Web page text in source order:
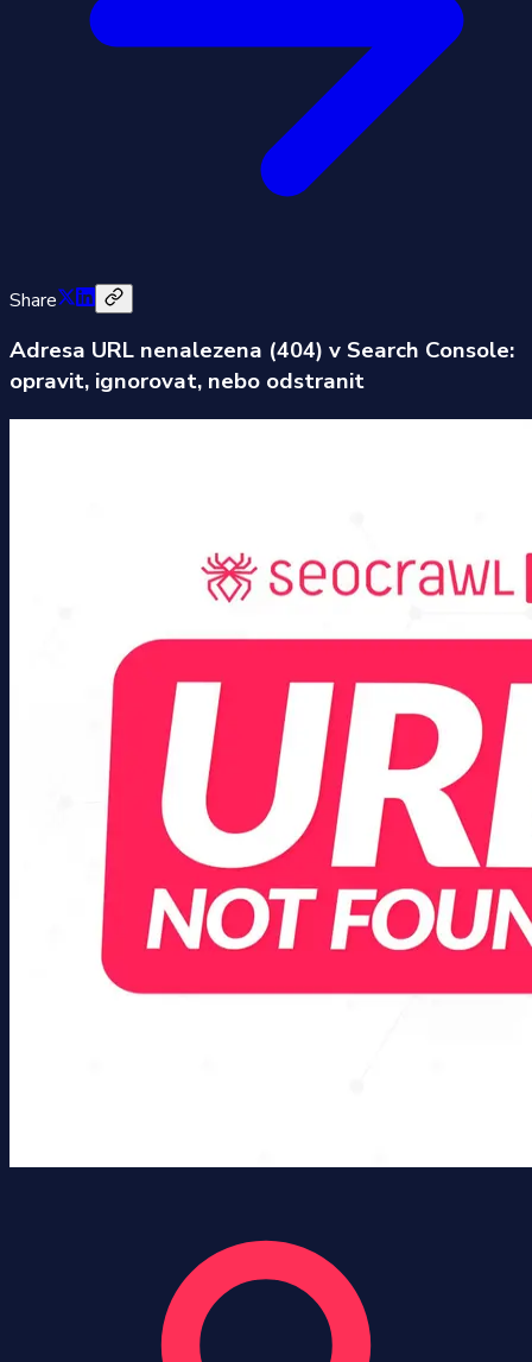
Share
Adresa URL nenalezena (404) v Search Console:
opravit, ignorovat, nebo odstranit